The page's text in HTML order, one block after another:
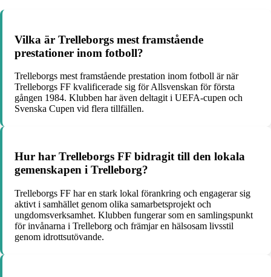
Vilka är Trelleborgs mest framstående
prestationer inom fotboll?
Trelleborgs mest framstående prestation inom fotboll är när
Trelleborgs FF kvalificerade sig för Allsvenskan för första
gången 1984. Klubben har även deltagit i UEFA-cupen och
Svenska Cupen vid flera tillfällen.
Hur har Trelleborgs FF bidragit till den lokala
gemenskapen i Trelleborg?
Trelleborgs FF har en stark lokal förankring och engagerar sig
aktivt i samhället genom olika samarbetsprojekt och
ungdomsverksamhet. Klubben fungerar som en samlingspunkt
för invånarna i Trelleborg och främjar en hälsosam livsstil
genom idrottsutövande.